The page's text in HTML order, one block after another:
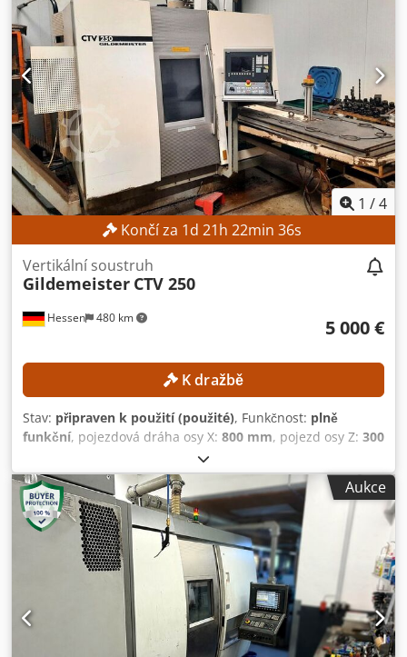
1 /4
Končí za 1d 21h 22min 35s
Hessen 480 km
Vertikální soustruh
Gildemeister CTV 250
5 000 €
K dražbě
Stav: připraven k použití (použité), Funkčnost: plně
funkční, pojezdová dráha osy X: 800 mm, pojezd osy Z: 300
, vnější průměr sklíčidla:250 mm
mm, počet pozic ve zásobníku nástrojů:12, Bez minimální
ceny – zaručený prodej za nejvyšší nabídku! TECHNICKÉ
ÚDAJE Průjezd osy X: 800 mm Průjezd osy Z: 300 mm
Průměr upínacího unašeče: 250 mm Dwedpfxozpxf Uo
Aicea Vřetenová hlava: 170 h5 Průměr vřetene v předním
ložisku: 120 mm Průměr vřetenového otvoru: 79 mm Počet
pozic pro nástroje: 12 VYBAVENÍ Osa C
Aukce